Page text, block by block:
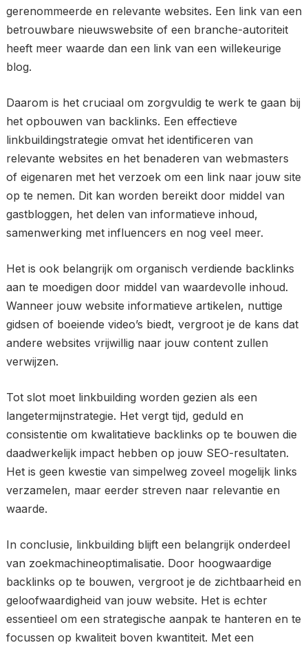
gerenommeerde en relevante websites. Een link van een
betrouwbare nieuwswebsite of een branche-autoriteit
heeft meer waarde dan een link van een willekeurige
blog.
Daarom is het cruciaal om zorgvuldig te werk te gaan bij
het opbouwen van backlinks. Een effectieve
linkbuildingstrategie omvat het identificeren van
relevante websites en het benaderen van webmasters
of eigenaren met het verzoek om een link naar jouw site
op te nemen. Dit kan worden bereikt door middel van
gastbloggen, het delen van informatieve inhoud,
samenwerking met influencers en nog veel meer.
Het is ook belangrijk om organisch verdiende backlinks
aan te moedigen door middel van waardevolle inhoud.
Wanneer jouw website informatieve artikelen, nuttige
gidsen of boeiende video’s biedt, vergroot je de kans dat
andere websites vrijwillig naar jouw content zullen
verwijzen.
Tot slot moet linkbuilding worden gezien als een
langetermijnstrategie. Het vergt tijd, geduld en
consistentie om kwalitatieve backlinks op te bouwen die
daadwerkelijk impact hebben op jouw SEO-resultaten.
Het is geen kwestie van simpelweg zoveel mogelijk links
verzamelen, maar eerder streven naar relevantie en
waarde.
In conclusie, linkbuilding blijft een belangrijk onderdeel
van zoekmachineoptimalisatie. Door hoogwaardige
backlinks op te bouwen, vergroot je de zichtbaarheid en
geloofwaardigheid van jouw website. Het is echter
essentieel om een strategische aanpak te hanteren en te
focussen op kwaliteit boven kwantiteit. Met een